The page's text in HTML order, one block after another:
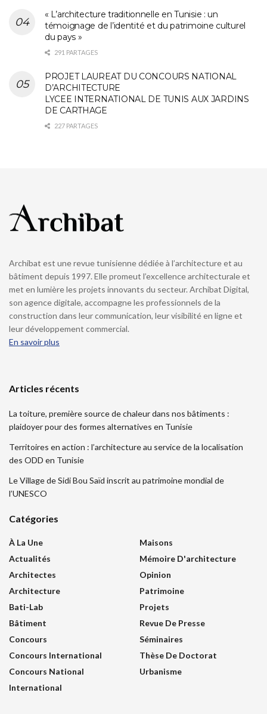
« L’architecture traditionnelle en Tunisie : un
témoignage de l’identité et du patrimoine culturel
du pays »
291 PARTAGES
PROJET LAUREAT DU CONCOURS NATIONAL
D’ARCHITECTURE
LYCEE INTERNATIONAL DE TUNIS AUX JARDINS
DE CARTHAGE
227 PARTAGES
Archibat est une revue tunisienne dédiée à l’architecture et au
bâtiment depuis 1997. Elle promeut l’excellence architecturale et
met en lumière les projets innovants du secteur. Archibat Digital,
son agence digitale, accompagne les professionnels de la
construction dans leur communication, leur visibilité en ligne et
leur développement commercial.
En savoir plus
Articles récents
La toiture, première source de chaleur dans nos bâtiments :
plaidoyer pour des formes alternatives en Tunisie
Territoires en action : l’architecture au service de la localisation
des ODD en Tunisie
Le Village de Sidi Bou Saïd inscrit au patrimoine mondial de
l’UNESCO
Catégories
À La Une
Actualités
Architectes
Architecture
Bati-Lab
Bâtiment
Concours
Concours International
Concours National
International
Maisons
Mémoire D'architecture
Opinion
Patrimoine
Projets
Revue De Presse
Séminaires
Thèse De Doctorat
Urbanisme